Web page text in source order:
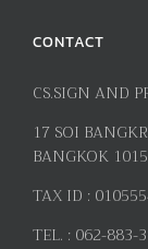
CONTACT
CS.SIGN AND
17 SOI
BANGKOK
TAX ID :
TEL. : 062-883-